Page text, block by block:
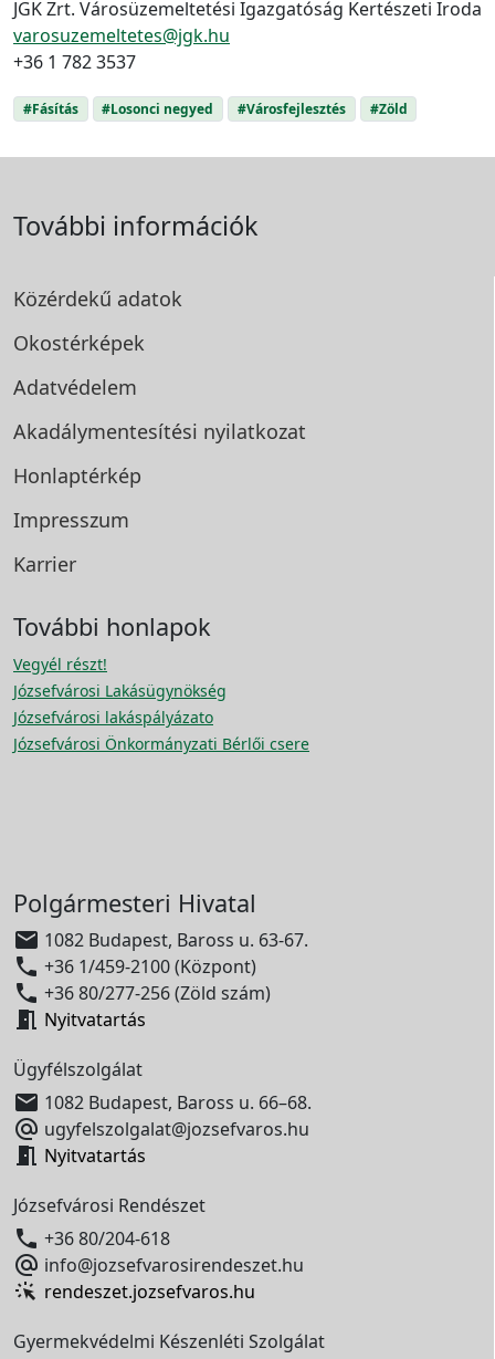
JGK Zrt. Városüzemeltetési Igazgatóság Kertészeti Iroda
varosuzemeltetes@jgk.hu
+36 1 782 3537
#Fásítás #Losonci negyed #Városfejlesztés #Zöld
További információk
Közérdekű adatok
Okostérképek
Adatvédelem
Akadálymentesítési nyilatkozat
Honlaptérkép
Impresszum
Karrier
További honlapok
Vegyél részt!
Józsefvárosi Lakásügynökség
Józsefvárosi lakáspályázato
Józsefvárosi Önkormányzati Bérlői csere
Polgármesteri Hivatal
 1082 Budapest, Baross u. 63-67.
 +36 1/459-2100 (Központ)
 +36 80/277-256 (Zöld szám)
 Nyitvatartás
Ügyfélszolgálat
 1082 Budapest, Baross u. 66–68.
 ugyfelszolgalat@jozsefvaros.hu
 Nyitvatartás
Józsefvárosi Rendészet
 +36 80/204-618
 info@jozsefvarosirendeszet.hu
rendeszet.jozsefvaros.hu
Gyermekvédelmi Készenléti Szolgálat